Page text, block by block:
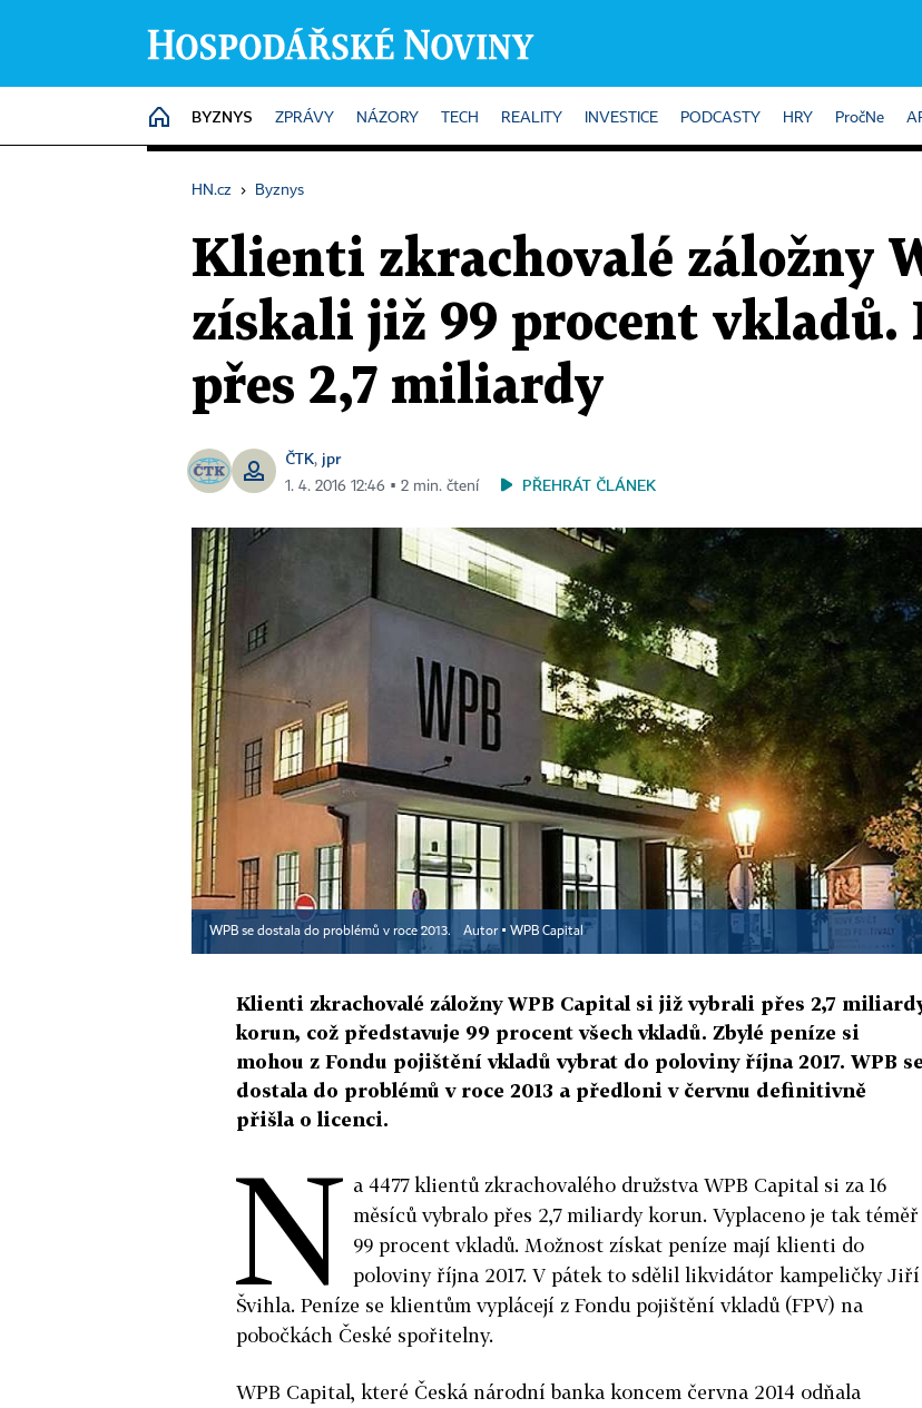
HOME
BYZNYS ZPRÁVY NÁZORY TECH REALITY INVESTICE PODCASTY HRY PročNe
HN.cz › Byznys
Klienti zkrachovalé záložny
získali již 99 procent vkladů.
přes 2,7 miliardy
ČTK, jpr
1. 4. 2016 12:46 ▪ 2 min. čtení PŘEHRÁT ČLÁNEK
WPB se dostala do problémů v roce 2013. Autor ▪ WPB Capital
Klienti zkrachovalé záložny WPB Capital si již vybrali přes 2,7
korun, což představuje 99 procent všech vkladů. Zbylé peníze si
mohou z Fondu pojištění vkladů vybrat do poloviny října 2017. WPB
dostala do problémů v roce 2013 a předloni v červnu definitivně
přišla o licenci.
N a 4477 klientů zkrachovalého družstva WPB Capital si za 16
měsíců vybralo přes 2,7 miliardy korun. Vyplaceno je tak téměř
99 procent vkladů. Možnost získat peníze mají klienti do
poloviny října 2017. V pátek to sdělil likvidátor kampeličky Jiří
Švihla. Peníze se klientům vyplácejí z Fondu pojištění vkladů (FPV) na
pobočkách České spořitelny.
WPB Capital, které Česká národní banka koncem června 2014 odňala